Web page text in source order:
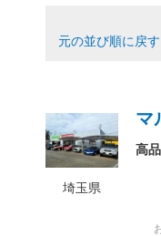
元の並び順に戻す
埼玉県
マ
高